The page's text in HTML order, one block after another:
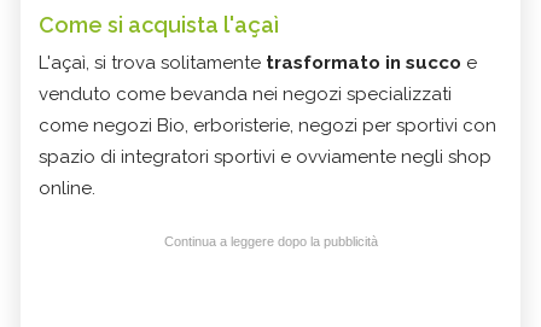
Come si acquista l'açaì
L'açaì, si trova solitamente trasformato in succo e
venduto come bevanda nei negozi specializzati
come negozi Bio, erboristerie, negozi per sportivi con
spazio di integratori sportivi e ovviamente negli shop
online.
Continua a leggere dopo la pubblicità